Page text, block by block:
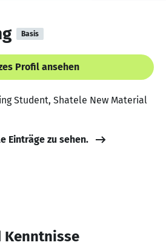
Basis
Profil ansehen
Student, Shatele New Material
Einträge zu sehen.
Kenntnisse